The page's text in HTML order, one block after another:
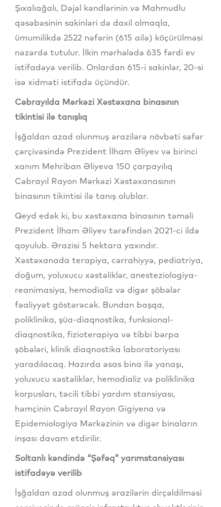
Şıxalıağalı, Dəjəl kəndlərinin və Mahmudlu
qəsəbəsinin sakinləri də daxil olmaqla,
ümumilikdə 2522 nəfərin (615 ailə) köçürülməsi
nəzərdə tutulur. İlkin mərhələdə 635 fərdi ev
istifadəyə verilib. Onlardan 615-i sakinlər, 20-si
isə xidməti istifadə üçündür.
Cəbrayılda Mərkəzi Xəstəxana binasının
tikintisi ilə tanışlıq
İşğaldan azad olunmuş ərazilərə növbəti səfər
çərçivəsində Prezident İlham Əliyev və birinci
xanım Mehriban Əliyeva 150 çarpayılıq
Cəbrayıl Rayon Mərkəzi Xəstəxanasının
binasının tikintisi ilə tanış olublar.
Qeyd edək ki, bu xəstəxana binasının təməli
Prezident İlham Əliyev tərəfindən 2021-ci ildə
qoyulub. Ərazisi 5 hektara yaxındır.
Xəstəxanada terapiya, cərrahiyyə, pediatriya,
doğum, yoluxucu xəstəliklər, anesteziologiya-
reanimasiya, hemodializ və digər şöbələr
fəaliyyət göstərəcək. Bundan başqa,
poliklinika, şüa-diaqnostika, funksional-
diaqnostika, fizioterapiya və tibbi bərpa
şöbələri, klinik diaqnostika laboratoriyası
yaradılacaq. Hazırda əsas bina ilə yanaşı,
yoluxucu xəstəliklər, hemodializ və poliklinika
korpusları, təcili tibbi yardım stansiyası,
həmçinin Cəbrayıl Rayon Gigiyena və
Epidemiologiya Mərkəzinin və digər binaların
inşası davam etdirilir.
Soltanlı kəndində “Şəfəq” yarımstansiyası
istifadəyə verilib
İşğaldan azad olunmuş ərazilərin dirçəldilməsi